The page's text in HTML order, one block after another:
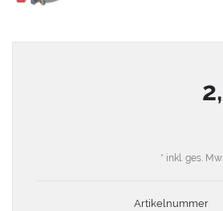
* inkl. ges.
Artikelnummer